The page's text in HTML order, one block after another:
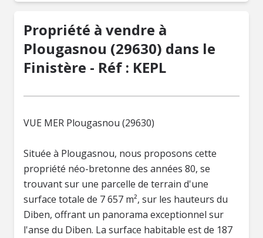
Propriété à vendre à
Plougasnou (29630) dans le
Finistère - Réf : KEPL
VUE MER Plougasnou (29630)
Située à Plougasnou, nous proposons cette
propriété néo-bretonne des années 80, se
trouvant sur une parcelle de terrain d'une
surface totale de 7 657 m², sur les hauteurs du
Diben, offrant un panorama exceptionnel sur
l'anse du Diben. La surface habitable est de 187